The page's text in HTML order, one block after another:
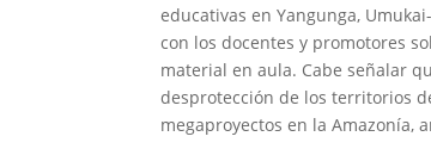
educativas en Yangunga,
con los docentes y promotores
material en aula. Cabe señalar
desprotección de los territorios
megaproyectos en la